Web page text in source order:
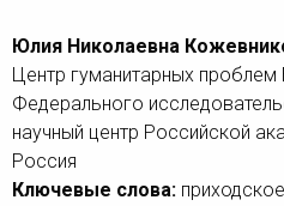
Юлия Николаевна
Центр гуманитарных проблем
Федерального
научный центр Российской
Россия
Ключевые слова: